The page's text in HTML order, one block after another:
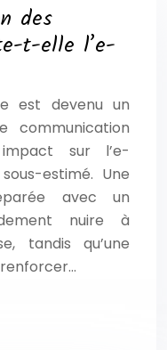
des
t-elle l’e-
est devenu un
communication
sur l’e-
estimé. Une
avec un
nuire à
tandis qu’une